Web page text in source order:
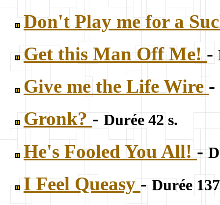
Don't Play me for a
Get this Man Off Me! -
Give me the Life Wire -
Gronk? - Durée 42 s.
He's Fooled You All! -
I Feel Queasy - Durée